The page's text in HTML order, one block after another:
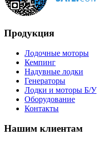
Продукция
Лодочные моторы
Кемпинг
Надувные лодки
Генераторы
Лодки и моторы Б/У
Оборудование
Контакты
Нашим клиентам